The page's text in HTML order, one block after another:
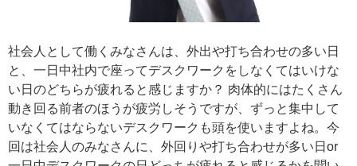
社会人として働くみなさんは、外出や打ち合わせの多い日
と、一日中社内で座ってデスクワークをしなくてはいけな
い日のどちらが疲れると感じますか？ 肉体的にはたくさん
動き回る前者のほうが疲労しそうですが、ずっと集中して
いなくてはならないデスクワークも頭を使いますよね。今
回は社会人のみなさんに、外回りや打ち合わせが多い日or